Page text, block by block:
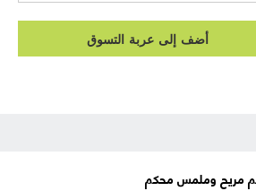
أضف إلى عربة التسوق
مريح وملمس محكم